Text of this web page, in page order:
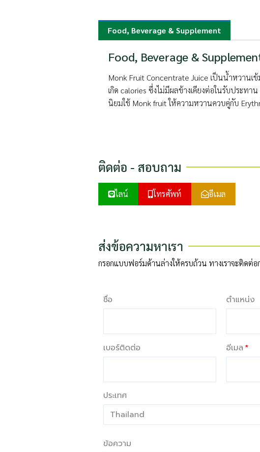
Food, Beverage & Supplement
Food, Beverage &
Monk Fruit Concentrate Juice เป็นน้ำหวานเ
เกิด calories ซึ่งไม่มีผลข้างเคียงต่อในรับประท
นิยมใช้ Monk fruit ให้ความหวานควบคู่กับ
ติดต่อ - สอบถาม
ไลน์ โทรศัพท์ อีเมล
ส่งข้อความหาเรา
กรอกแบบฟอร์มด้านล่างให้ครบถ้วน ทางเราจะติดต่อ
ชื่อ
เบอร์ติดต่อ
ตำแหน่ง
อีเมล
ประเทศ
ข้อความ